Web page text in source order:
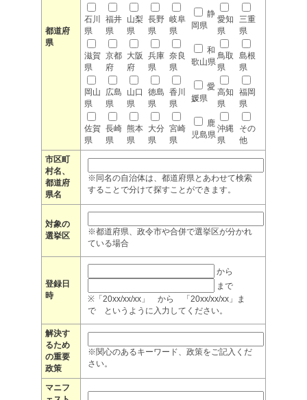
都道府
県
石川
県
福井
県
山梨
県
長野
県
岐阜
県
静
岡県
愛知
県
三重
県
滋賀
県
京都
府
大阪
府
兵庫
県
奈良
県
和
歌山県
鳥取
県
島根
県
岡山
県
広島
県
山口
県
徳島
県
香川
県
愛
媛県
高知
県
福岡
県
佐賀
県
長崎
県
熊本
県
大分
県
宮崎
県
鹿
児島県
沖縄
県
その
他
市区町
村名、
都道府
県名
※同名の自治体は、都道府県とあわせて検索
することで分けて探すことができます。
対象の
選挙区
※都道府県、政令市や合併で選挙区が分かれ
ている場合
登録日
時
から
まで
※「20xx/xx/xx」 から 「20xx/xx/xx」ま
で というように入力してください。
解決す
るため
の重要
政策
※関心のあるキーワード、政策をご記入くだ
さい。
マニフ